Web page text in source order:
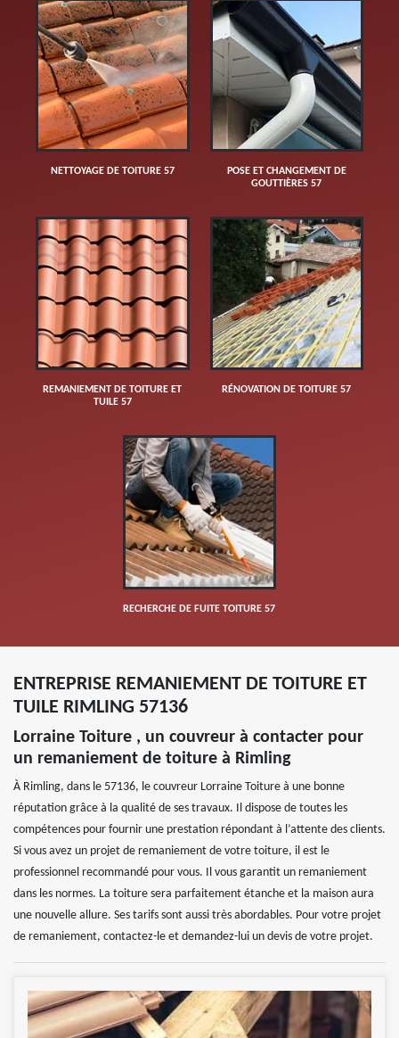
NETTOYAGE DE TOITURE 57
POSE ET CHANGEMENT DE
GOUTTIÈRES 57
REMANIEMENT DE TOITURE ET
TUILE 57
RÉNOVATION DE TOITURE 57
RECHERCHE DE FUITE TOITURE 57
ENTREPRISE REMANIEMENT DE TOITURE ET
TUILE RIMLING 57136
Lorraine Toiture , un couvreur à contacter pour
un remaniement de toiture à Rimling
À Rimling, dans le 57136, le couvreur Lorraine Toiture à une bonne
réputation grâce à la qualité de ses travaux. Il dispose de toutes les
compétences pour fournir une prestation répondant à l’attente des clients.
Si vous avez un projet de remaniement de votre toiture, il est le
professionnel recommandé pour vous. Il vous garantit un remaniement
dans les normes. La toiture sera parfaitement étanche et la maison aura
une nouvelle allure. Ses tarifs sont aussi très abordables. Pour votre projet
de remaniement, contactez-le et demandez-lui un devis de votre projet.